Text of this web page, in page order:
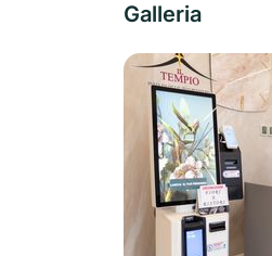
Galleria